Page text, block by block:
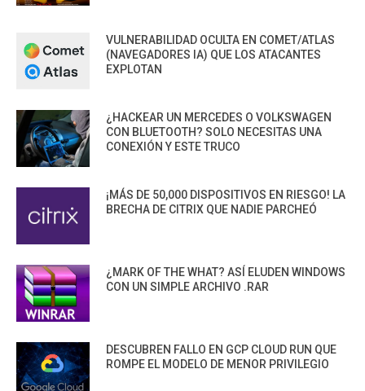
VULNERABILIDAD OCULTA EN COMET/ATLAS
(NAVEGADORES IA) QUE LOS ATACANTES
EXPLOTAN
¿HACKEAR UN MERCEDES O VOLKSWAGEN
CON BLUETOOTH? SOLO NECESITAS UNA
CONEXIÓN Y ESTE TRUCO
¡MÁS DE 50,000 DISPOSITIVOS EN RIESGO! LA
BRECHA DE CITRIX QUE NADIE PARCHEÓ
¿MARK OF THE WHAT? ASÍ ELUDEN WINDOWS
CON UN SIMPLE ARCHIVO .RAR
DESCUBREN FALLO EN GCP CLOUD RUN QUE
ROMPE EL MODELO DE MENOR PRIVILEGIO